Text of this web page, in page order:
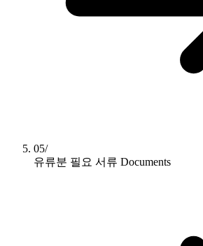
05/
유류분 필요 서류 Documents